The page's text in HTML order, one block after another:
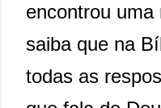
encontrou
saiba que na
todas as